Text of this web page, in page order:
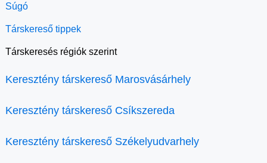
Súgó
Társkereső tippek
Társkeresés régiók szerint
Keresztény társkereső Marosvásárhely
Keresztény társkereső Csíkszereda
Keresztény társkereső Székelyudvarhely